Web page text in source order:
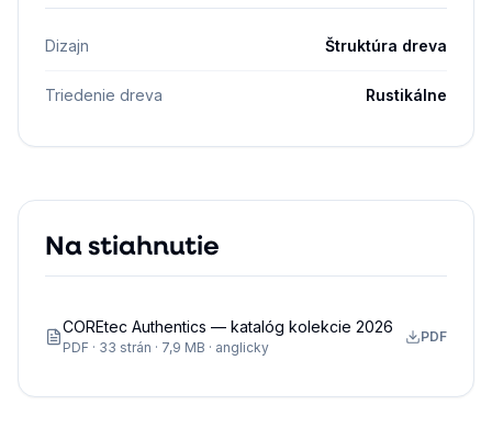
Dizajn Štruktúra dreva
Triedenie dreva Rustikálne
Na stiahnutie
COREtec Authentics — katalóg kolekcie 2026
PDF · 33 strán · 7,9 MB · anglicky
PDF